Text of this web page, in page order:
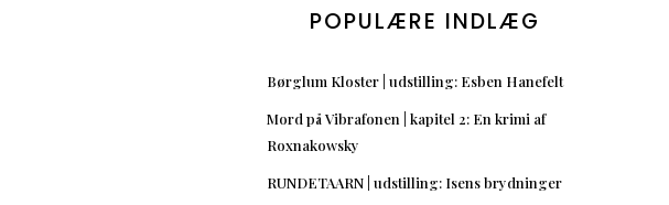
POPULÆRE INDLÆG
Børglum Kloster | udstilling: Esben Hanefelt
Mord på Vibrafonen | kapitel 2: En krimi af
Roxnakowsky
RUNDETAARN | udstilling: Isens brydninger